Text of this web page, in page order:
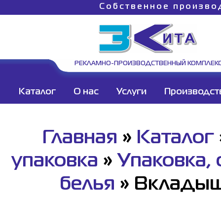
Собственное
РЕКЛАМНО-ПРОИЗВОДСТВЕННЫЙ
Каталог О нас Услуги
Главная » Каталог
упаковка » Упаковка,
белья »